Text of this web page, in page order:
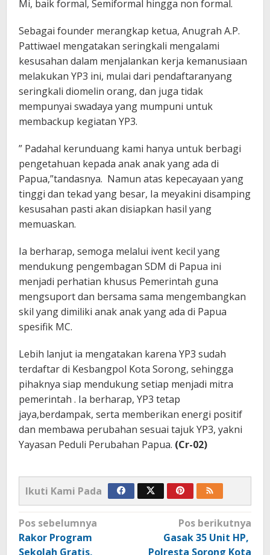
Mi, baik formal, Semiformal hingga non formal.
Sebagai founder merangkap ketua, Anugrah A.P.
Pattiwael mengatakan seringkali mengalami
kesusahan dalam menjalankan kerja kemanusiaan
melakukan YP3 ini, mulai dari pendaftaranyang
seringkali diomelin orang, dan juga tidak
mempunyai swadaya yang mumpuni untuk
membackup kegiatan YP3.
” Padahal kerunduang kami hanya untuk berbagi
pengetahuan kepada anak anak yang ada di
Papua,”tandasnya. Namun atas kepecayaan yang
tinggi dan tekad yang besar, Ia meyakini disamping
kesusahan pasti akan disiapkan hasil yang
memuaskan.
Ia berharap, semoga melalui ivent kecil yang
mendukung pengembagan SDM di Papua ini
menjadi perhatian khusus Pemerintah guna
mengsuport dan bersama sama mengembangkan
skil yang dimiliki anak anak yang ada di Papua
spesifik MC.
Lebih lanjut ia mengatakan karena YP3 sudah
terdaftar di Kesbangpol Kota Sorong, sehingga
pihaknya siap mendukung setiap menjadi mitra
pemerintah . Ia berharap, YP3 tetap
jaya,berdampak, serta memberikan energi positif
dan membawa perubahan sesuai tajuk YP3, yakni
Yayasan Peduli Perubahan Papua. (Cr-02)
Ikuti Kami Pada
Navigasi
pos
Pos sebelumnya
Rakor Program
Sekolah Gratis,
Pos berikutnya
Gasak 35 Unit HP,
Polresta Sorong Kota